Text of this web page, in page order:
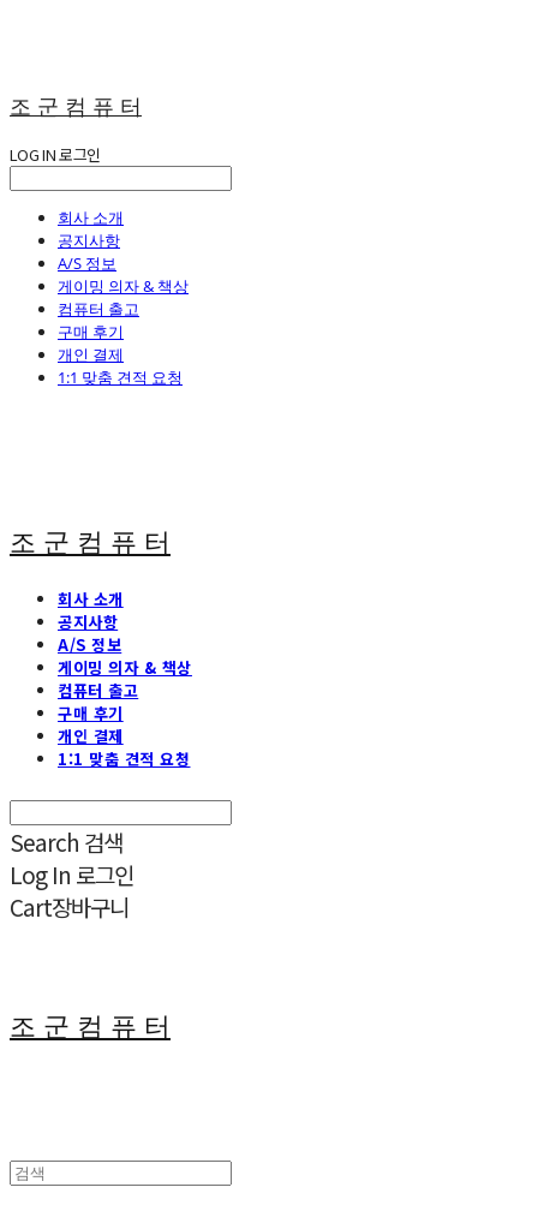
조 군 컴 퓨 터
LOG IN로그인
회사 소개
공지사항
A/S 정보
게이밍 의자 & 책상
컴퓨터 출고
구매 후기
개인 결제
1:1 맞춤 견적 요청
조 군 컴 퓨 터
회사 소개
공지사항
A/S 정보
게이밍 의자 & 책상
컴퓨터 출고
구매 후기
개인 결제
1:1 맞춤 견적 요청
Search 검색
Log In 로그인
Cart장바구니
조 군 컴 퓨 터